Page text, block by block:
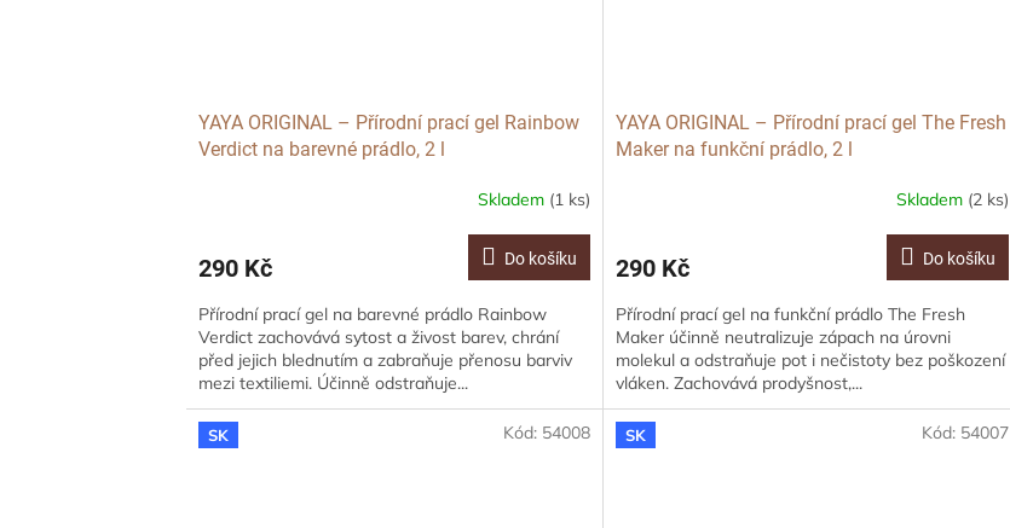
YAYA ORIGINAL – Přírodní prací gel Rainbow
Verdict na barevné prádlo, 2 l
Skladem (1 ks)
290 Kč Do košíku
Přírodní prací gel na barevné prádlo Rainbow
Verdict zachovává sytost a živost barev, chrání
před jejich blednutím a zabraňuje přenosu barviv
mezi textiliemi. Účinně odstraňuje...
YAYA ORIGINAL – Přírodní prací gel The Fresh
Maker na funkční prádlo, 2 l
Skladem (2 ks)
290 Kč Do košíku
Přírodní prací gel na funkční prádlo The Fresh
Maker účinně neutralizuje zápach na úrovni
molekul a odstraňuje pot i nečistoty bez poškození
vláken. Zachovává prodyšnost,...
SK Kód: 54008 SK Kód: 54007